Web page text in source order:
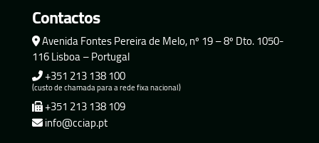
Contactos
Avenida Fontes Pereira de Melo, nº 19 – 8º Dto. 1050-
116 Lisboa – Portugal
+351 213 138 100
(custo de chamada para a rede fixa nacional)
+351 213 138 109
info@cciap.pt